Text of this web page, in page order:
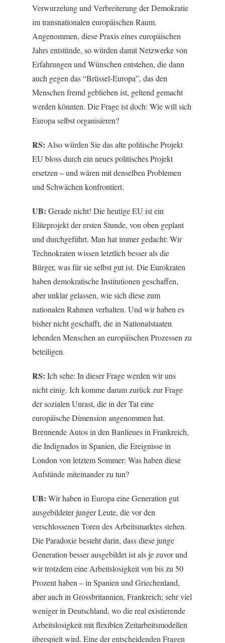
Verwurzelung und Verbreiterung der Demokratie
im transnationalen europäischen Raum.
Angenommen, diese Praxis eines europäischen
Jahrs entstünde, so würden damit Netzwerke von
Erfahrungen und Wünschen entstehen, die dann
auch gegen das “Brüssel-Europa”, das den
Menschen fremd geblieben ist, geltend gemacht
werden könnten. Die Frage ist doch: Wie will sich
Europa selbst organisieren?
RS: Also würden Sie das alte politische Projekt
EU bloss durch ein neues politisches Projekt
ersetzen – und wären mit denselben Problemen
und Schwächen konfrontiert.
UB: Gerade nicht! Die heutige EU ist ein
Eliteprojekt der ersten Stunde, von oben geplant
und durchgeführt. Man hat immer gedacht: Wir
Technokraten wissen letztlich besser als die
Bürger, was für sie selbst gut ist. Die Eurokraten
haben demokratische Institutionen geschaffen,
aber unklar gelassen, wie sich diese zum
nationalen Rahmen verhalten. Und wir haben es
bisher nicht geschafft, die in Nationalstaaten
lebenden Menschen an europäischen Prozessen zu
beteiligen.
RS: Ich sehe: In dieser Frage werden wir uns
nicht einig. Ich komme darum zurück zur Frage
der sozialen Unrast, die in der Tat eine
europäische Dimension angenommen hat.
Brennende Autos in den Banlieues in Frankreich,
die Indignados in Spanien, die Ereignisse in
London von letztem Sommer: Was haben diese
Aufstände miteinander zu tun?
UB: Wir haben in Europa eine Generation gut
ausgebildeter junger Leute, die vor den
verschlossenen Toren des Arbeitsmarktes stehen.
Die Paradoxie besteht darin, dass diese junge
Generation besser ausgebildet ist als je zuvor und
wir trotzdem eine Arbeitslosigkeit von bis zu 50
Prozent haben – in Spanien und Griechenland,
aber auch in Grossbritannien, Frankreich; sehr viel
weniger in Deutschland, wo die real existierende
Arbeitslosigkeit mit flexiblen Zeitarbeitsmodellen
überspielt wird. Eine der entscheidenden Fragen